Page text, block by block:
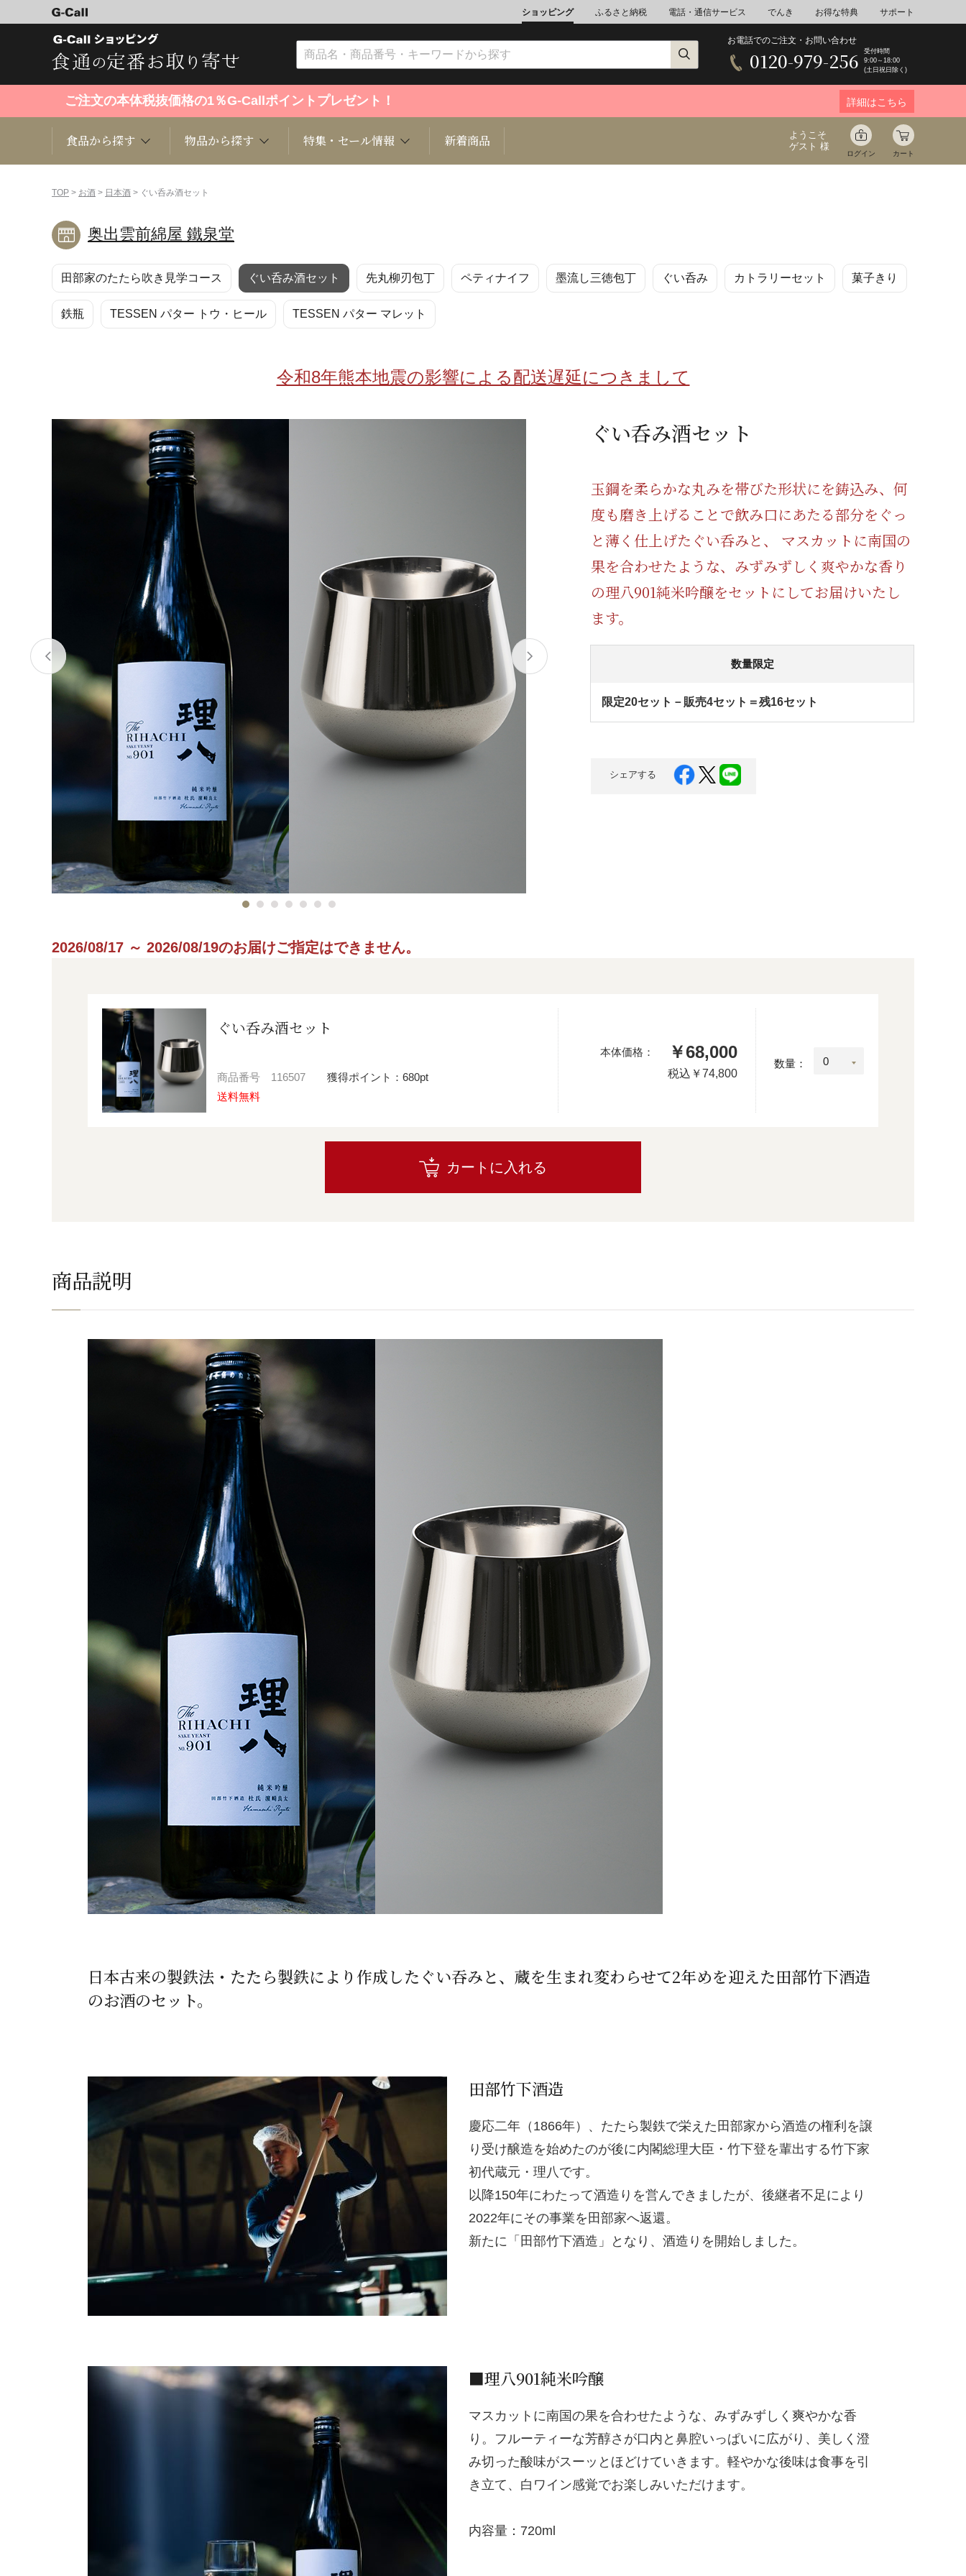
ショッピング ふるさと納税 電話・通信サービス でんき お得な特典 サポート
お電話でのご注文・お問い合わせ
0120-979-256
受付時間
9:00～18:00
(土日祝日除く)
ご注文の本体税抜価格の1％G-Callポイントプレゼント！ 詳細はこちら
食品から探す
くだもの
洋菓子 和菓子 総菜 麺類/つゆ ミネラルウォーター
お酒 珈琲/茶/ドリンク
旬の食材 ギフト 豊洲お取り寄せ
産地検索
物品から探す
趣味・雑貨
キッチン用品 ファッション 定期購読雑誌 書籍 音楽
家電 キッズベビー
ペット関連
特集・セール情報 新着商品
ようこそ
ゲスト 様
ログイン カート
TOP > お酒 > 日本酒 > ぐい呑み酒セット
奥出雲前綿屋 鐵泉堂
田部家のたたら吹き見学コース ぐい呑み酒セット 先丸柳刃包丁 ペティナイフ 墨流し三徳包丁 ぐい呑み カトラリーセット 菓子きり
鉄瓶 TESSEN パター トウ・ヒール TESSEN パター マレット
令和8年熊本地震の影響による配送遅延につきまして
ぐい呑み酒セット
玉鋼を柔らかな丸みを帯びた形状にを鋳込み、何
度も磨き上げることで飲み口にあたる部分をぐっ
と薄く仕上げたぐい呑みと、 マスカットに南国の
果を合わせたような、みずみずしく爽やかな香り
の理八901純米吟醸をセットにしてお届けいたし
ます。
数量限定
限定20セット－販売4セット＝残16セット
シェアする
2026/08/17 ～ 2026/08/19のお届けご指定はできません。
ぐい呑み酒セット
商品番号 116507
獲得ポイント：680pt
送料無料
本体価格： ￥68,000
税込 ￥74,800
数量：
カートに入れる
商品説明
日本古来の製鉄法・たたら製鉄により作成したぐい吞みと、蔵を生まれ変わらせて2年めを迎えた田部竹下酒造
のお酒のセット。
田部竹下酒造
慶応二年（1866年）、たたら製鉄で栄えた田部家から酒造の権利を譲
り受け醸造を始めたのが後に内閣総理大臣・竹下登を輩出する竹下家
初代蔵元・理八です。
以降150年にわたって酒造りを営んできましたが、後継者不足により
2022年にその事業を田部家へ返還。
新たに「田部竹下酒造」となり、酒造りを開始しました。
■理八901純米吟醸
マスカットに南国の果を合わせたような、みずみずしく爽やかな香
り。フルーティーな芳醇さが口内と鼻腔いっぱいに広がり、美しく澄
み切った酸味がスーッとほどけていきます。軽やかな後味は食事を引
き立て、白ワイン感覚でお楽しみいただけます。
内容量：720ml